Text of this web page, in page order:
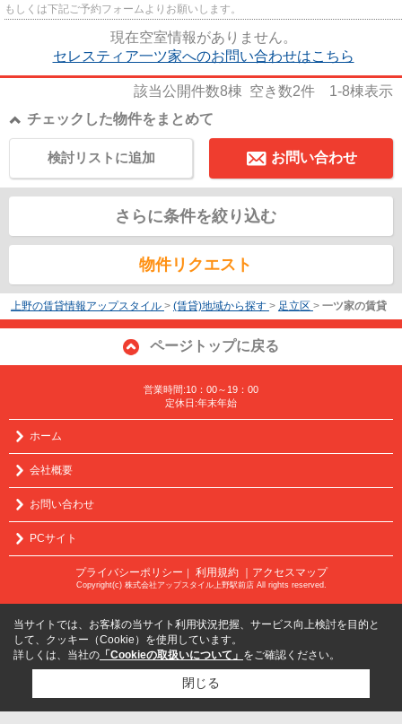
もしくは下記ご予約フォームよりお願いします。
現在空室情報がありません。
セレスティア一ツ家へのお問い合わせはこちら
該当公開件数8棟 空き数2件 1-8棟表示
チェックした物件をまとめて
お問い合わせ
検討リストに追加
さらに条件を絞り込む
物件リクエスト
上野の賃貸情報アップスタイル > (賃貸)地域から探す > 足立区 > 一ツ家の賃貸
ページトップに戻る
営業時間:10：00～19：00
定休日:年末年始
ホーム
会社概要
お問い合わせ
PCサイト
プライバシーポリシー ｜ 利用規約 ｜アクセスマップ
Copyright(c) 株式会社アップスタイル上野駅前店 All rights reserved.
当サイトでは、お客様の当サイト利用状況把握、サービス向上検討を目的と
して、クッキー（Cookie）を使用しています。
詳しくは、当社の 「Cookieの取扱いについて」 をご確認ください。
閉じる